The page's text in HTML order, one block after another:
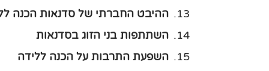
ההיבט החברתי של סדנאות הכנה
השתתפות בני הזוג בסדנאות
השפעת התרבות על הכנה ללידה